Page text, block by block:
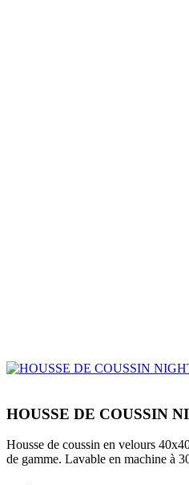
HOUSSE DE COUSSIN
Housse de coussin en velours
de gamme. Lavable en machine à